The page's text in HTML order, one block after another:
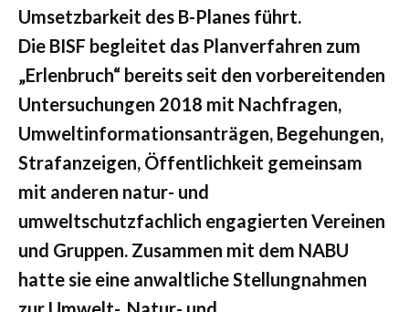
Umsetzbarkeit des B-Planes führt.
Die BISF begleitet das Planverfahren zum
„Erlenbruch“ bereits seit den vorbereitenden
Untersuchungen 2018 mit Nachfragen,
Umweltinformationsanträgen, Begehungen,
Strafanzeigen, Öffentlichkeit gemeinsam
mit anderen natur- und
umweltschutzfachlich engagierten Vereinen
und Gruppen. Zusammen mit dem NABU
hatte sie eine anwaltliche Stellungnahmen